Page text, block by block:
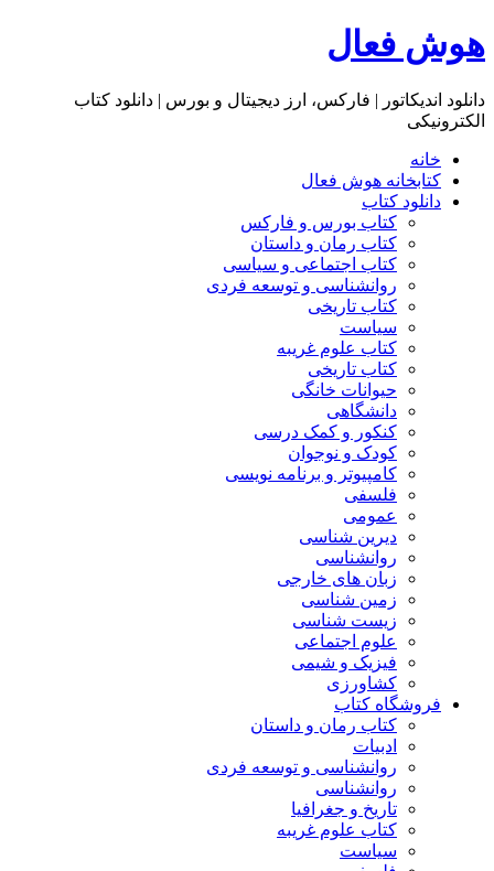
هوش فعال
دانلود اندیکاتور | فارکس، ارز دیجیتال و بورس | دانلود کتاب
الکترونیکی
خانه
کتابخانه هوش فعال
دانلود کتاب
کتاب بورس و فارکس
کتاب رمان و داستان
کتاب اجتماعی و سیاسی
روانشناسی و توسعه فردی
کتاب تاریخی
سیاست
کتاب علوم غریبه
کتاب تاریخی
حیوانات خانگی
دانشگاهی
کنکور و کمک‌ درسی
کودک و نوجوان
کامپیوتر و برنامه نویسی
فلسفی
عمومی
دیرین شناسی
روانشناسی
زبان های خارجی
زمین شناسی
زیست شناسی
علوم اجتماعی
فیزیک و شیمی
کشاورزی
فروشگاه کتاب
کتاب رمان و داستان
ادبیات
روانشناسی و توسعه فردی
روانشناسی
تاریخ و جغرافیا
کتاب علوم غریبه
سیاست